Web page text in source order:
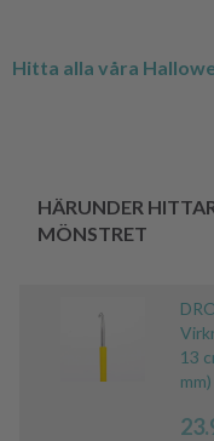
Hitta alla våra
HÄRUNDER
MÖNSTRET
13
mm)